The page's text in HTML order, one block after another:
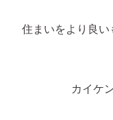
住まいをより良
カイケ